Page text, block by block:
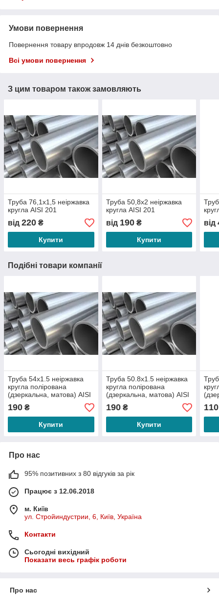
Умови повернення
Повернення товару впродовж 14 днів безкоштовно
Всі умови повернення
З цим товаром також замовляють
Труба 76,1х1,5 неіржавка
кругла АІSI 201
від 220 ₴
Купити
Труба 50,8х2 неіржавка
кругла АІSI 201
від 190₴
Купити
від
Подібні товари компанії
Труба 54х1.5 неіржавка
кругла полірована
(дзеркальна, матова) АІSI
190 ₴
Купити
Труба 50.8х1.5 неіржавка
кругла полірована
(дзеркальна, матова) АІSI
190₴
Купити
110
Про нас
95% позитивних з 80 відгуків за рік
Працює з 12.06.2018
м. Київ
ул. Стройиндустрии, 6, Київ, Україна
Контакти
Сьогодні вихідний
Показати весь графік роботи
Про нас